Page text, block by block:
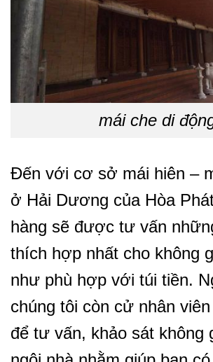
mái che di
Đến với cơ sở mái hiên –
ở Hải Dương của Hòa
hàng sẽ được tư vấn
thích hợp nhất cho không
như phù hợp với túi tiền.
chúng tôi còn cử nhân
để tư vấn, khảo sát không